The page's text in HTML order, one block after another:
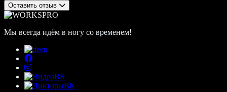
Оставить отзыв
Мы всегда идём в ногу со временем!